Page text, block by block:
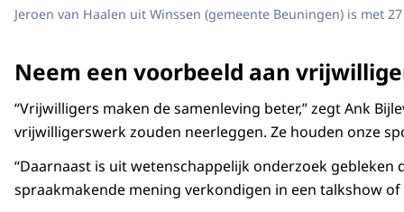
Jeroen van Haalen uit Winssen (gemeente Beuningen) is met
Neem een voorbeeld aan
“Vrijwilligers maken de samenleving beter,” zegt Ank
vrijwilligerswerk zouden neerleggen. Ze houden onze
“Daarnaast is uit wetenschappelijk onderzoek
spraakmakende mening verkondigen in een talkshow of